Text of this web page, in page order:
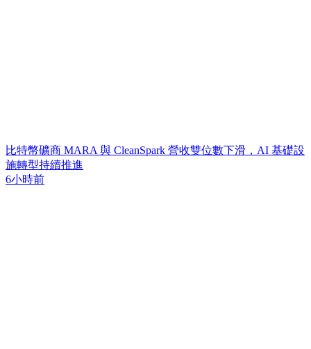
比特幣礦商 MARA 與 CleanSpark 營收雙位數下滑，AI 基礎設
施轉型持續推進
6小時前